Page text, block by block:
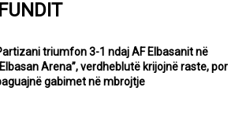
triumfon 3-1 ndaj AF Elbasanit në
Arena”, verdheblutë krijojnë raste, por
gabimet në mbrojtje